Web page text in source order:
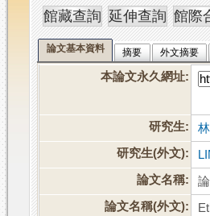
論文基本資料 摘要 外文摘要
本論文永久網址:
研究生:
研究生(外文):
論文名稱:
論文名稱(外文):